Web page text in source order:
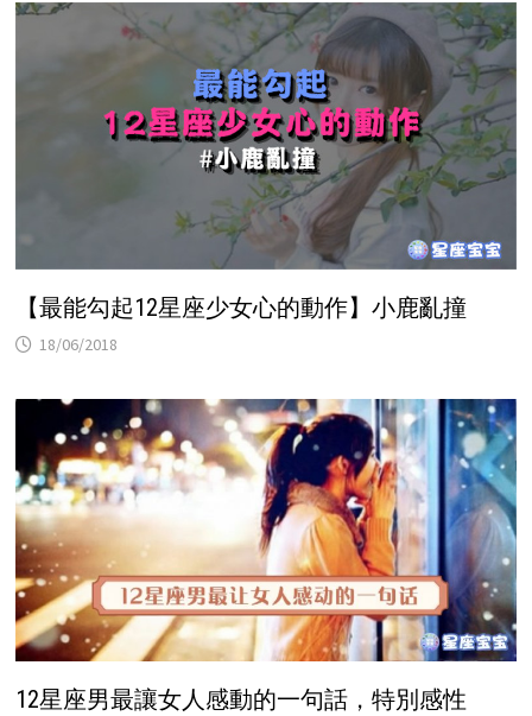
【最能勾起12星座少女心的動作】小鹿亂撞
18/06/2018
12星座男最讓女人感動的一句話，特別感性